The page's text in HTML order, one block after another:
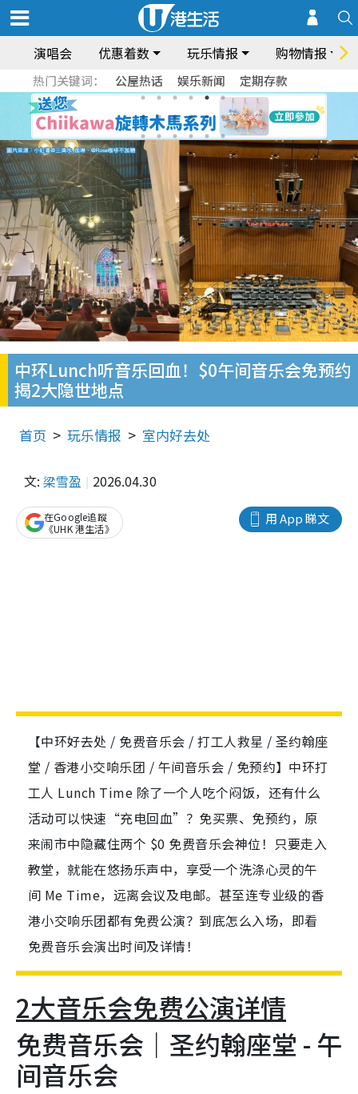
演唱会 优惠着数 玩乐情报 购物情报
热门关键词： 公屋热话 娱乐新闻 定期存款
中环Lunch听音乐回血！$0午间音乐会免预约
揭2大隐世地点
首页 玩乐情报 室内好去处
文: 梁雪盈 2026.04.30
用 App 睇文
在Google追蹤
《UHK 港生活》
【中环好去处 / 免费音乐会 / 打工人救星 / 圣约翰座
堂 / 香港小交响乐团 / 午间音乐会 / 免预约】中环打
工人 Lunch Time 除了一个人吃个闷饭，还有什么
活动可以快速“充电回血”？免买票、免预约，原
来闹市中隐藏住两个 $0 免费音乐会神位！只要走入
教堂，就能在悠扬乐声中，享受一个洗涤心灵的午
间 Me Time，远离会议及电邮。甚至连专业级的香
港小交响乐团都有免费公演？到底怎么入场，即看
免费音乐会演出时间及详情！
2大音乐会免费公演详情
免费音乐会｜圣约翰座堂 - 午
间音乐会